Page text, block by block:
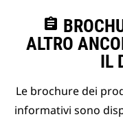
assignment
ALTRO
IL
Le brochure dei
informativi sono